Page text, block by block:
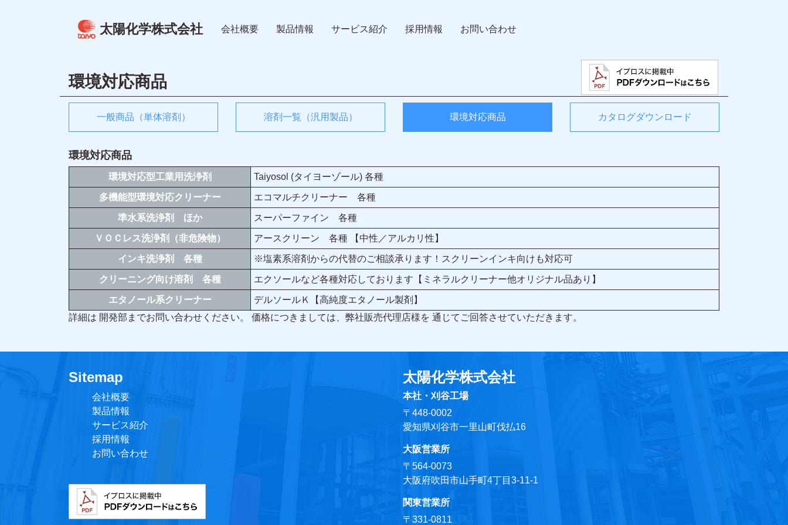
太陽化学株式会社 会社概要 製品情報 サービス紹介 採用情報 お問い合わせ
環境対応商品
一般商品（単体溶剤） 溶剤一覧（汎用製品） 環境対応商品 カタログダウンロード
環境対応商品
環境対応型工業用洗浄剤 Taiyosol (タイヨーゾール) 各種
多機能型環境対応クリーナー エコマルチクリーナー 各種
準水系洗浄剤 ほか スーパーファイン 各種
ＶＯＣレス洗浄剤（非危険物） アースクリーン 各種 【中性／アルカリ性】
インキ洗浄剤 各種 ※塩素系溶剤からの代替のご相談承ります！スクリーンインキ向けも対応可
クリーニング向け溶剤 各種 エクソールなど各種対応しております【ミネラルクリーナー他オリジナル品あり】
エタノール系クリーナー
デルソールＫ【高純度エタノール製剤】
詳細は 開発部までお問い合わせください。 価格につきましては、弊社販売代理店様を 通じてご回答させていただきます。
Sitemap
会社概要
製品情報
サービス紹介
採用情報
お問い合わせ
太陽化学株式会社
本社・刈谷工場
〒448-0002
愛知県刈谷市一里山町伐払16
大阪営業所
〒564-0073
大阪府吹田市山手町4丁目3-11-1
関東営業所
〒331-0811